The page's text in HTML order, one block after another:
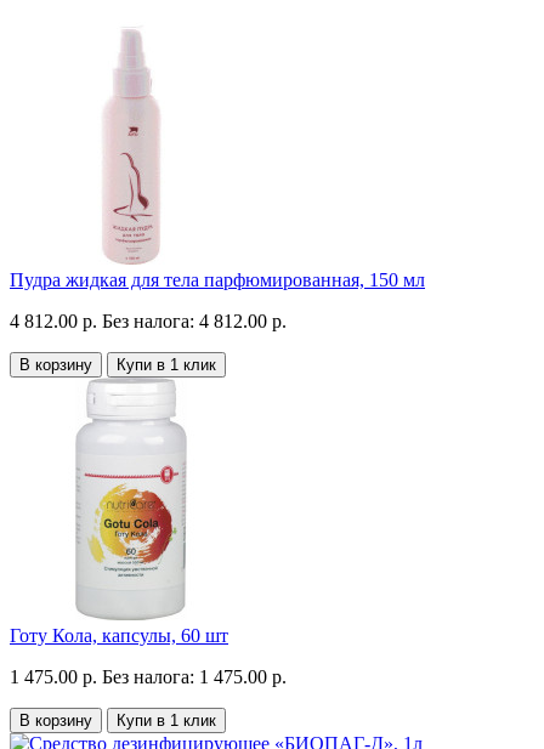
Пудра жидкая для тела парфюмированная, 150 мл
4 812.00 р. Без налога: 4 812.00 р.
В корзину Купи в 1 клик
Готу Кола, капсулы, 60 шт
1 475.00 р. Без налога: 1 475.00 р.
В корзину Купи в 1 клик